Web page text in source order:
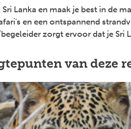
Lanka en maak je best in de
en een ontspannend
zorgt ervoor dat je
van deze